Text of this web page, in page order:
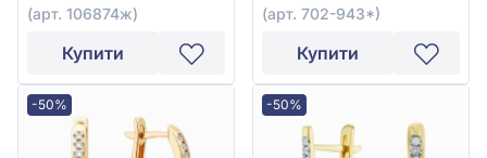
(арт. 106874ж)
Купити
(арт. 702-943*)
Купити
-50% -50%